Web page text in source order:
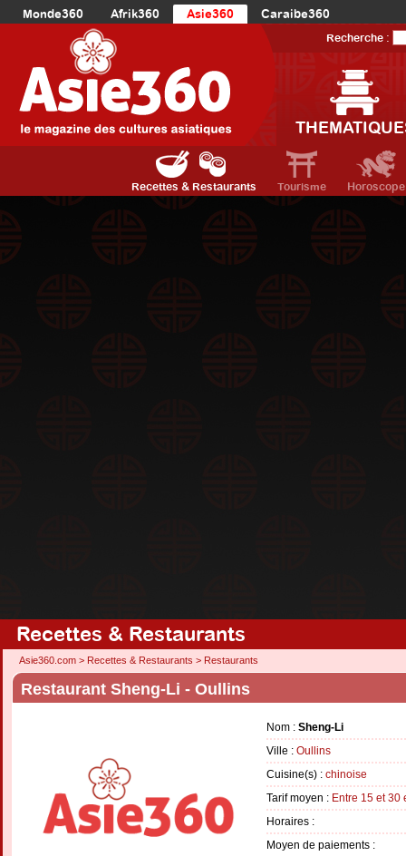
Monde360 Afrik360 Asie360
Caraibe360
Europe360
AmériqueDuNord360
Océanie360
Recherche :
Recettes & Restaurants Tourisme Horoscope
Recettes & Restaurants
Asie360.com > Recettes & Restaurants > Restaurants
Restaurant Sheng-Li - Oullins
Nom : Sheng-Li
Ville : Oullins
Cuisine(s) : chinoise
Tarif moyen : Entre 15 et 30
Horaires :
Moyen de paiements :